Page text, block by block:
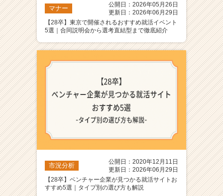
マナー
公開日：2026年05月26日
更新日：2026年06月29日
【28卒】東京で開催されるおすすめ就活イベント
5選｜合同説明会から選考直結型まで徹底紹介
市況分析
公開日：2020年12月11日
更新日：2026年06月29日
【28卒】ベンチャー企業が見つかる就活サイトお
すすめ5選｜タイプ別の選び方も解説